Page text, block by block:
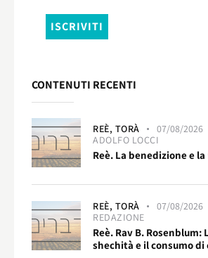
CONTENUTI RECENTI
REÈ, TORÀ 07/08/2026
ADOLFO LOCCI
Reè. La benedizione e
REÈ, TORÀ 07/08/2026
REDAZIONE
Reè. Rav B. Rosenblum:
shechità e il consumo di